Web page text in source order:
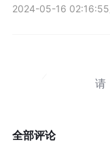
2024-05-16 02:16:55
请
全部评论